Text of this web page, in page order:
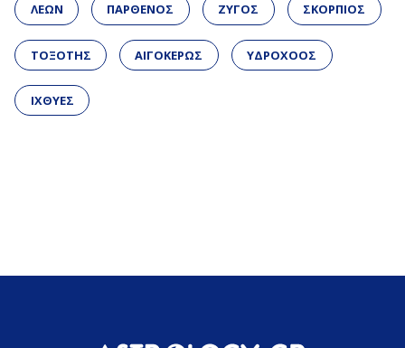
ΛΕΩΝ ΠΑΡΘΕΝΟΣ ΖΥΓΟΣ ΣΚΟΡΠΙΟΣ
ΤΟΞΟΤΗΣ ΑΙΓΟΚΕΡΩΣ ΥΔΡΟΧΟΟΣ
ΙΧΘΥΕΣ